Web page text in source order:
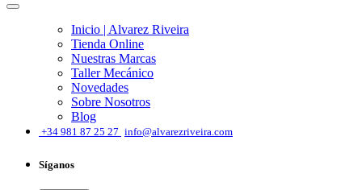
Inicio | Alvarez Riveira
Tienda Online
Nuestras Marcas
Taller Mecánico
Novedades
Sobre Nosotros
Blog
+34 981 87 25 27 info@alvarezriveira.com
Síganos